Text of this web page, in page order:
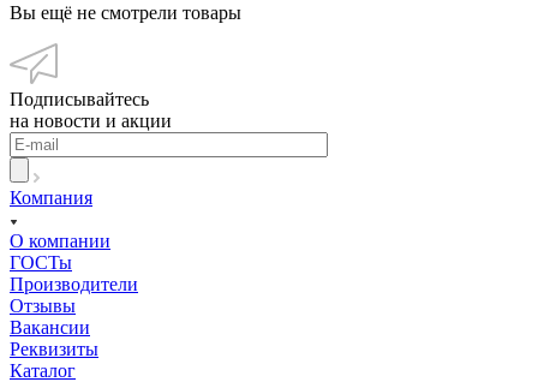
Вы ещё не смотрели товары
Подписывайтесь
на новости и акции
Компания
О компании
ГОСТы
Производители
Отзывы
Вакансии
Реквизиты
Каталог